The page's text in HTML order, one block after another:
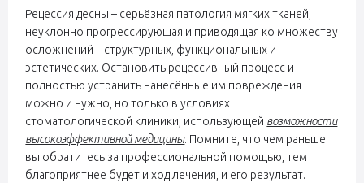
Рецессия десны – серьёзная патология мягких тканей,
неуклонно прогрессирующая и приводящая ко множеству
осложнений – структурных, функциональных и
эстетических. Остановить рецессивный процесс и
полностью устранить нанесённые им повреждения
можно и нужно, но только в условиях
стоматологической клиники, использующей возможности
высокоэффективной медицины. Помните, что чем раньше
вы обратитесь за профессиональной помощью, тем
благоприятнее будет и ход лечения, и его результат.